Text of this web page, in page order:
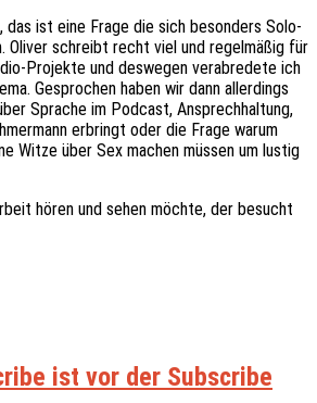
ist eine Frage die sich besonders Solo-
schreibt recht viel und regelmäßig für
Projekte und deswegen verabredete ich
Gesprochen haben wir dann allerdings
Sprache im Podcast, Ansprechhaltung,
erbringt oder die Frage warum
Witze über Sex machen müssen um lustig
hören und sehen möchte, der besucht
ist vor der Subscribe